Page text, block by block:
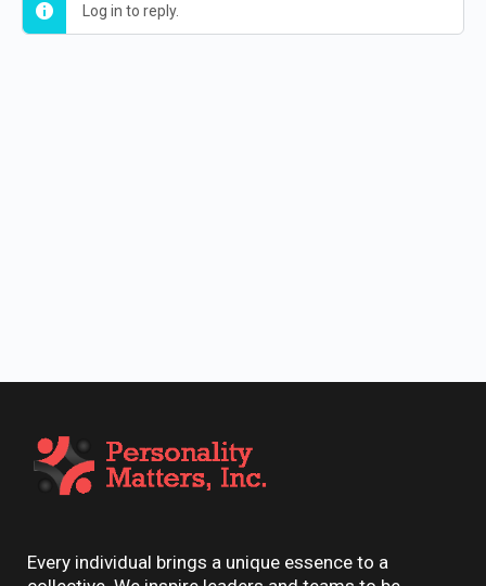
Log in to reply.
Every individual brings a unique essence to a